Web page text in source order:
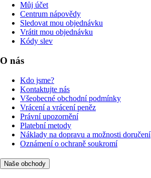
Můj účet
Centrum nápovědy
Sledovat mou objednávku
Vrátit mou objednávku
Kódy slev
O nás
Kdo jsme?
Kontaktujte nás
Všeobecné obchodní podmínky
Vrácení a vrácení peněz
Právní upozornění
Platební metody
Náklady na dopravu a možnosti doručení
Oznámení o ochraně soukromí
Naše obchody